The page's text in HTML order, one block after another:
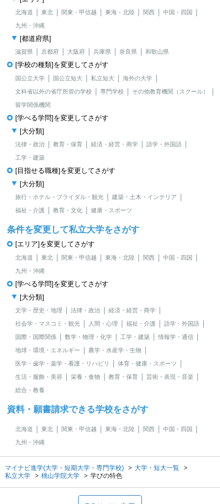
北海道 東北 関東・甲信越 東海・北陸 関西
中国・四国
九州・沖縄
[都道府県]
滋賀県 京都府 大阪府 兵庫県 奈良県 和歌山県
[学校の種類]を変更してさがす
国公立大学 国公立短大 私立短大
海外の大学
文科省以外の省庁所管の学校
専門学校
その他教育機関（スクール）
留学関係機関
[学べる学問]を変更してさがす
[大分類]
法律・政治 教育・保育 経済・経営・商学
語学・外国語
工学・建築
[目指せる職種]を変更してさがす
[大分類]
旅行・ホテル・ブライダル・観光
建築・土木・インテリア
福祉・介護
教育・文化 健康・スポーツ
条件を変更して私立大学をさがす
[エリア]を変更してさがす
北海道 東北 関東・甲信越 東海・北陸 関西
中国・四国
九州・沖縄
[学べる学問]を変更してさがす
[大分類]
文学・歴史・地理 法律・政治
経済・経営・商学
社会学・マスコミ・観光
人間・心理 福祉・介護
語学・外国語
国際・国際関係
数学・物理・化学 工学・建築
情報学・通信
地球・環境・エネルギー
農学・水産学・生物
医学・歯学・薬学・看護・リハビリ
体育・健康・スポーツ
生活・服飾・美容
栄養・食物 教育・保育
芸術・表現・音楽
総合・教養
資料・願書請求できる学校をさがす
北海道 東北 関東・甲信越 東海・北陸 関西
中国・四国
九州・沖縄
マイナビ進学(大学・短期大学・専門学校)
大学・短大一覧
私立大学
桃山学院大学 学びの特色